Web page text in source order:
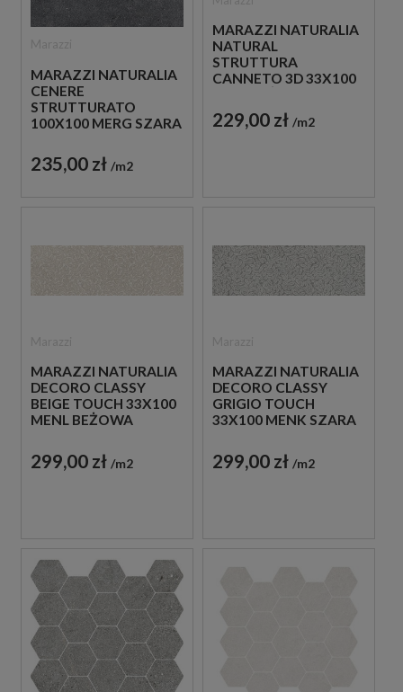
MARAZZI NATURALIA
CENERE
STRUTTURATO
100X100 MERG SZARA
STRUKTURALNA
IMITUJĄCA KAMIEŃ
235,00 zł m2
MARAZZI NATURALIA
NATURAL
STRUTTURA
CANNETO 3D 33X100
PŁYTKA ŚCIENNA
DREWNOPODOBNA
229,00 zł m2
MARAZZI NATURALIA
DECORO CLASSY
BEIGE TOUCH 33X100
MENL BEŻOWA
DEKORACYJNA
299,00 zł m2
MARAZZI NATURALIA
DECORO CLASSY
GRIGIO TOUCH
33X100 MENK SZARA
DEKORACYJNA
299,00 zł m2